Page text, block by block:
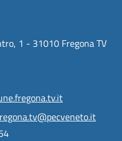
1 - 31010 Fregona TV